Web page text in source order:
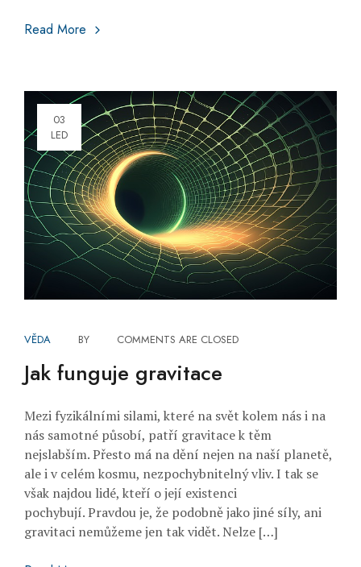
Zaplacené známky
Read More
03
LED
VĚDA BY COMMENTS ARE CLOSED
Jak funguje gravitace
Mezi fyzikálními silami, které na svět kolem nás i na
nás samotné působí, patří gravitace k těm
nejslabším. Přesto má na dění nejen na naší planetě,
ale i v celém kosmu, nezpochybnitelný vliv. I tak se
však najdou lidé, kteří o její existenci
pochybují. Pravdou je, že podobně jako jiné síly, ani
gravitaci nemůžeme jen tak vidět. Nelze […]